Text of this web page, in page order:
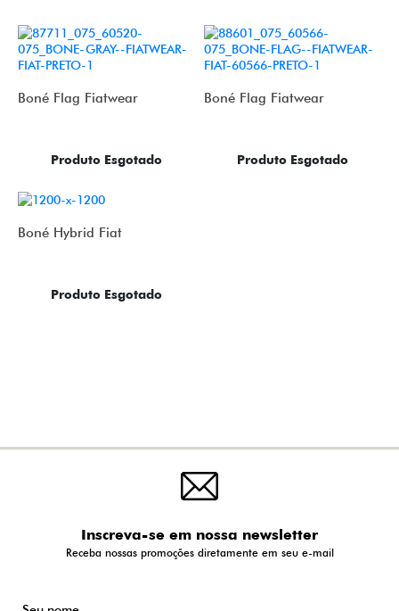
Boné Flag Fiatwear
Produto Esgotado
Boné Flag Fiatwear
Produto Esgotado
Boné Hybrid Fiat
Produto Esgotado
Inscreva-se em nossa newsletter
Receba nossas promoções diretamente em seu e-mail